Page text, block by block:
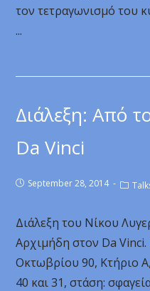
τον τετραγωνισμό του
...
Διάλεξη: Από
Da Vinci
September 28, 2014
Διάλεξη του Νίκου
Αρχιμήδη στον Da
Οκτωβρίου 90, Κτήριο
40 και 31, στάση: